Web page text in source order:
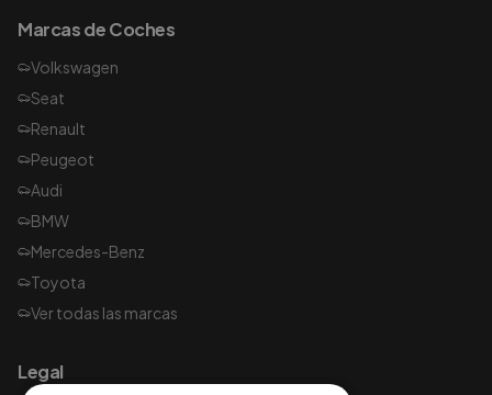
Marcas de Coches
Volkswagen
Seat
Renault
Peugeot
Audi
BMW
Mercedes-Benz
Toyota
Ver todas las marcas
Legal